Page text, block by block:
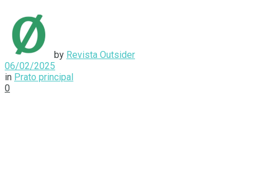
by Revista Outsider
06/02/2025
in Prato principal
0